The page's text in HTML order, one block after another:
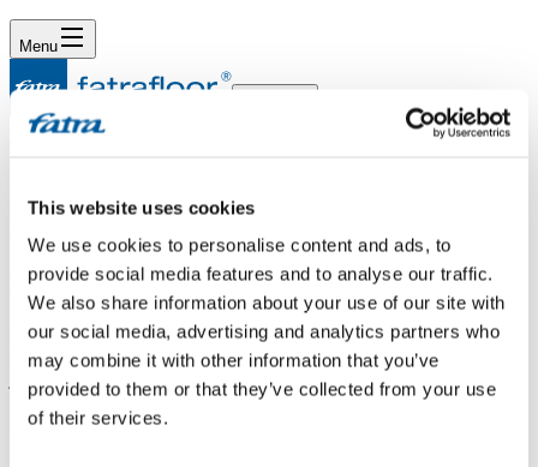
This website uses cookies
We use cookies to personalise content and ads, to
provide social media features and to analyse our traffic.
We also share information about your use of our site with
our social media, advertising and analytics partners who
may combine it with other information that you’ve
provided to them or that they’ve collected from your use
of their services.
Menu
Domů/
Dotaz
Dobrý den, můžete mi prosím doporučit lepidlo, kterým mohu
nalepit pvc na schodišťové stupně a k schodišťové hraně? Použil
jsem kontaktní lepidlo fixprén a po týdnu se objevily žluté skvrny.
Prý pvc s reagovalo s lepidlem. Nevím jaký druh kontaktního
lepidla mám použít. Děkuji za odpověď Zdeněk Javorek